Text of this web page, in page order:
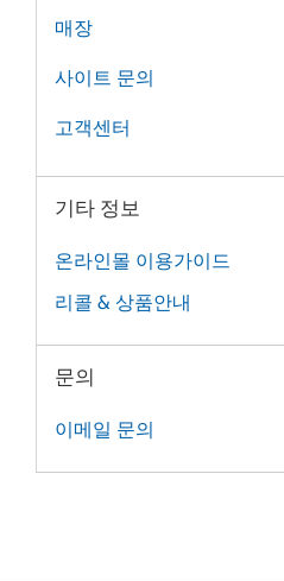
매장
사이트 문의
고객센터
기타 정보
온라인몰 이용가이드
리콜 & 상품안내
문의
이메일 문의